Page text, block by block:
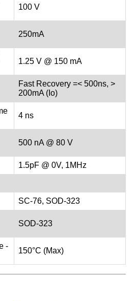
100 V
250mA
1.25 V @ 150 mA
Fast Recovery =< 500ns, >
200mA (Io)
4 ns
500 nA @ 80 V
1.5pF @ 0V, 1MHz
SC-76, SOD-323
SOD-323
-
150°C (Max)